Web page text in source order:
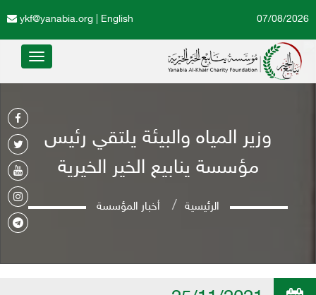
English
ykf@yanabia.org 07/08/2026
Toggle
وزير المياه والبيئة يلتقي رئيس
مؤسسة ينابيع الخير الخيرية
الرئيسية أخبار المؤسسة